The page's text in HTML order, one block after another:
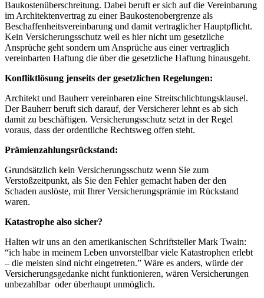
Baukostenüberschreitung. Dabei beruft er sich auf die Vereinbarung
im Architektenvertrag zu einer Baukostenobergrenze als
Beschaffenheitsvereinbarung und damit vertraglicher Hauptpflicht.
Kein Versicherungsschutz weil es hier nicht um gesetzliche
Ansprüche geht sondern um Ansprüche aus einer vertraglich
vereinbarten Haftung die über die gesetzliche Haftung hinausgeht.
Konfliktlösung jenseits der gesetzlichen Regelungen:
Architekt und Bauherr vereinbaren eine Streitschlichtungsklausel.
Der Bauherr beruft sich darauf, der Versicherer lehnt es ab sich
damit zu beschäftigen. Versicherungsschutz setzt in der Regel
voraus, dass der ordentliche Rechtsweg offen steht.
Prämienzahlungsrückstand:
Grundsätzlich kein Versicherungsschutz wenn Sie zum
Verstoßzeitpunkt, als Sie den Fehler gemacht haben der den
Schaden auslöste, mit Ihrer Versicherungsprämie im Rückstand
waren.
Katastrophe also sicher?
Halten wir uns an den amerikanischen Schriftsteller Mark Twain:
“ich habe in meinem Leben unvorstellbar viele Katastrophen erlebt
– die meisten sind nicht eingetreten.” Wäre es anders, würde der
Versicherungsgedanke nicht funktionieren, wären Versicherungen
unbezahlbar oder überhaupt unmöglich.